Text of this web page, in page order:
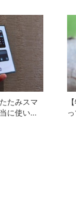
たみスマ
に使いや